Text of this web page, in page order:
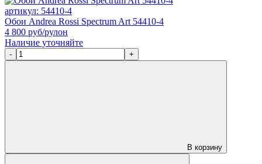
артикул: 54410-4
Обои Andrea Rossi Spectrum Art 54410-4
4 800 руб/рулон
Наличие уточняйте
- +
В корзину